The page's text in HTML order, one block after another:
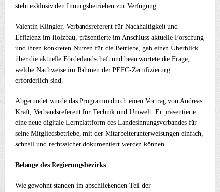
steht exklusiv den Innungsbetrieben zur Verfügung.
Valentin Klingler, Verbandsreferent für Nachhaltigkeit und
Effizienz im Holzbau, präsentierte im Anschluss aktuelle Forschung
und ihren konkreten Nutzen für die Betriebe, gab einen Überblick
über die aktuelle Förderlandschaft und beantwortete die Frage,
welche Nachweise im Rahmen der PEFC-Zertifizierung
erforderlich sind.
Abgerundet wurde das Programm durch einen Vortrag von Andreas
Kraft, Verbandsreferent für Technik und Umwelt. Er präsentierte
eine neue digitale Lernplattform des Landesinnungsverbandes für
seine Mitgliedsbetriebe, mit der Mitarbeiterunterweisungen einfach,
schnell und rechtssicher dokumentiert werden können.
Belange des Regierungsbezirks
Wie gewohnt standen im abschließenden Teil der